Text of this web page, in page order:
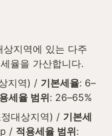
지역에 있는 다주
율을 가산합니다.
지역) / 기본세율: 6–
세율 범위: 26–65%
대상지역) / 기본세
/ 적용세율 범위: